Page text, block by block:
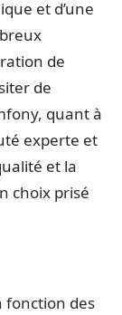
et d’une
de
de
quant à
experte et
et la
choix prisé
fonction des